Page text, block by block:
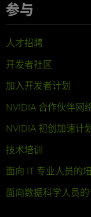
参与
人才招聘
开发者社区
加入开发者计划
NVIDIA 合作伙伴网
NVIDIA 初创加速计划
技术培训
面向 IT 专业人员的
面向数据科学人员